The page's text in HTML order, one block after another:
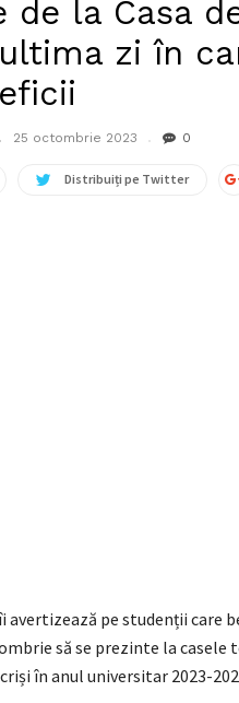
de la Casa
zi în
25 octombrie 2023 0
Distribuiți pe Twitter
avertizează pe studenții care
să se prezinte la
în anul universitar 2023-